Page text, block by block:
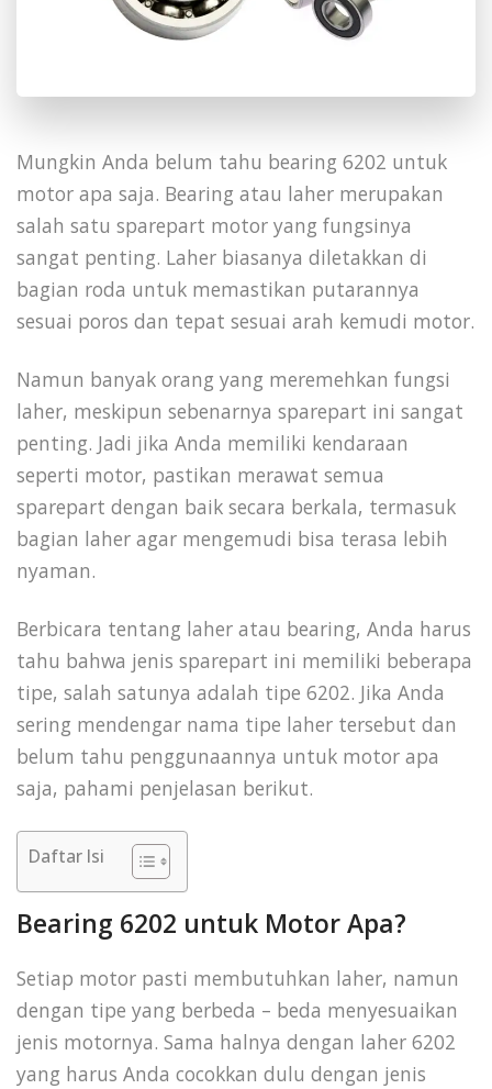
Mungkin Anda belum tahu bearing 6202 untuk
motor apa saja. Bearing atau laher merupakan
salah satu sparepart motor yang fungsinya
sangat penting. Laher biasanya diletakkan di
bagian roda untuk memastikan putarannya
sesuai poros dan tepat sesuai arah kemudi motor.
Namun banyak orang yang meremehkan fungsi
laher, meskipun sebenarnya sparepart ini sangat
penting. Jadi jika Anda memiliki kendaraan
seperti motor, pastikan merawat semua
sparepart dengan baik secara berkala, termasuk
bagian laher agar mengemudi bisa terasa lebih
nyaman.
Berbicara tentang laher atau bearing, Anda harus
tahu bahwa jenis sparepart ini memiliki beberapa
tipe, salah satunya adalah tipe 6202. Jika Anda
sering mendengar nama tipe laher tersebut dan
belum tahu penggunaannya untuk motor apa
saja, pahami penjelasan berikut.
Daftar Isi
Bearing 6202 untuk Motor Apa?
Setiap motor pasti membutuhkan laher, namun
dengan tipe yang berbeda – beda menyesuaikan
jenis motornya. Sama halnya dengan laher 6202
yang harus Anda cocokkan dulu dengan jenis